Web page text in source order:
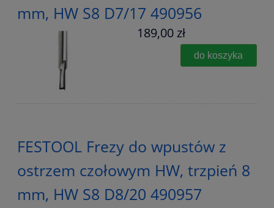
mm, HW S8 D7/17 490956
189,00 zł
do koszyka
FESTOOL Frezy do wpustów z
ostrzem czołowym HW, trzpień 8
mm, HW S8 D8/20 490957